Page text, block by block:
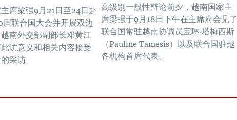
席梁强9月21日至24日赴
联合国大会并开展双边
南外交部副部长邓黄江
访意义和相关内容接受
采访。
高级别一般性辩论前夕，越南国家主
席梁强于9月18日下午在主席府会见了
联合国常驻越南协调员宝琳·塔梅西斯
（Pauline Tamesis）以及联合国驻越
各机构首席代表。